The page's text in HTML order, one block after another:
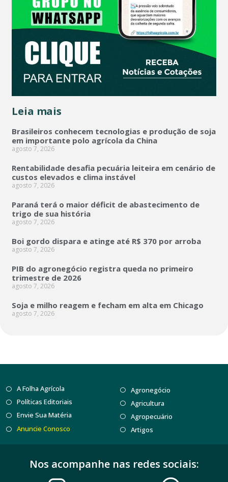
Leia mais
Brasileiros conhecem tecnologias e produção de soja
em importante polo agrícola da China
agosto 7, 2026
Rentabilidade desafia pecuária leiteira em cenário de
custos elevados e clima instável
agosto 7, 2026
Paraná terá o maior déficit de abastecimento de
trigo de sua história
agosto 7, 2026
Boi gordo dispara e atinge até R$ 370 por arroba
agosto 7, 2026
PIB do agronegócio registra queda no primeiro
trimestre de 2026
agosto 7, 2026
Soja e milho reagem e fecham em alta em Chicago
agosto 7, 2026
A Folha Agrícola
Políticas Editoriais
Envie Sua Matéria
Anuncie Conosco
Agronegócio
Agricultura
Agropecuário
Artigos
Nos acompanhe nas redes sociais: